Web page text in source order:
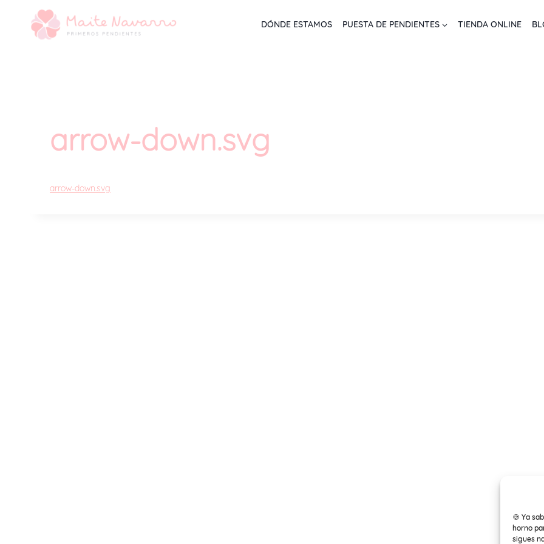
🍪 Ya
horno
sigues
DÓNDE ESTAMOS PUESTA DE PENDIENTES TIENDA ONLINE
arrow-down.svg
arrow-down.svg